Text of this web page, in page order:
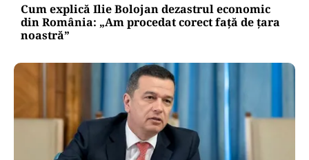
Cum explică Ilie Bolojan dezastrul economic
din România: „Am procedat corect față de țara
noastră”